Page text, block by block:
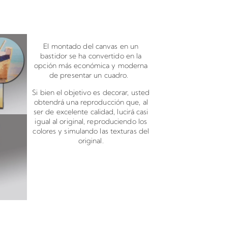
El montado del canvas en un
bastidor se ha convertido en la
opción más económica y moderna
de presentar un cuadro.
Si bien el objetivo es decorar, usted
obtendrá una reproducción que, al
ser de excelente calidad, lucirá casi
igual al original, reproduciendo los
colores y simulando las texturas del
original.